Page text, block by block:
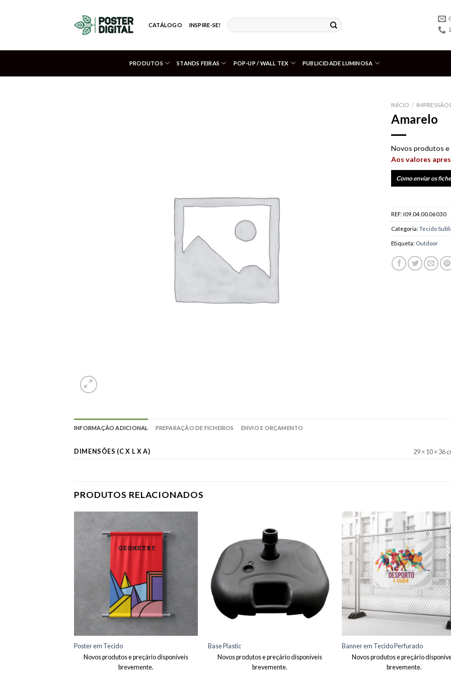
CATÁLOGO INSPIRE-SE!
PRODUTOS STANDS FEIRAS POP-UP / WALL TEX PUBLICIDADE LUMINOSA
INÍCIO / IMPRESSÃO
Amarelo
Novos produtos e
Aos valores
Como enviar os
REF: I09.04.00.06030
Categoria: Tecido
Etiqueta: Outdoor
INFORMAÇÃO ADICIONAL PREPARAÇÃO DE FICHEIROS ENVIO E ORÇAMENTO
DIMENSÕES (C X L X A) 29 × 10 × 36
PRODUTOS RELACIONADOS
Adicionar
Poster em Tecido
Novos produtos e preçário disponíveis
brevemente.
aos meus
desejos
Base Plastic
Novos produtos e preçário disponíveis
brevemente.
aos
Banner em Tecido Perfurado
Novos produtos e preçário
brevemente.